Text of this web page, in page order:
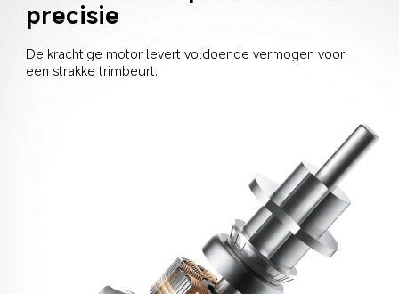
precisie
De krachtige motor levert voldoende vermogen voor
een strakke trimbeurt.